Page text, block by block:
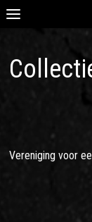
Vereniging voor